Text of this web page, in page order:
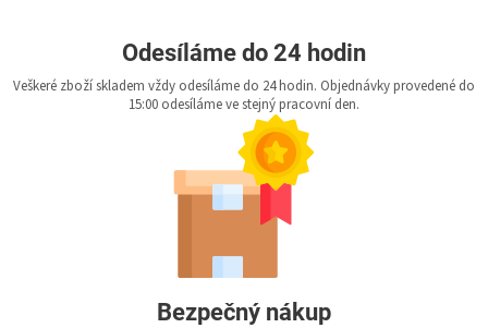
Odesíláme do 24 hodin
Veškeré zboží skladem vždy odesíláme do 24 hodin. Objednávky provedené do
15:00 odesíláme ve stejný pracovní den.
Bezpečný nákup